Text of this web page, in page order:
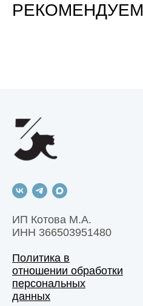
ИП Котова М.А.
ИНН 366503951480
Политика в
отношении обработки
персональных
данных